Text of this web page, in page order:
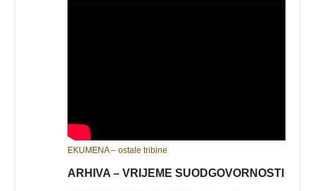
EKUMENA – ostale tribine
ARHIVA – VRIJEME SUODGOVORNOSTI